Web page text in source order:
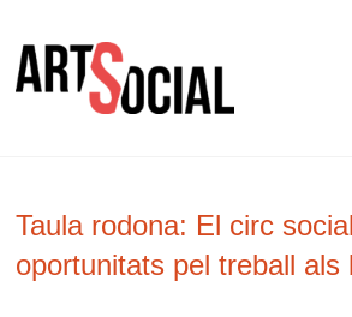
content
comunitari,
Taula rodona: El circ
oportunitats pel treball als